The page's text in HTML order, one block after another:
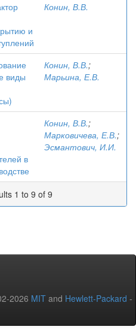
и
Конин, В.В.
виды
Конин, В.В.;
Марьина, Е.В.
в
Конин, В.В.;
Марковичева, Е.В.;
Эсмантович, И.И.
1 to 9 of 9
2026 MIT and Hewlett-Packard -